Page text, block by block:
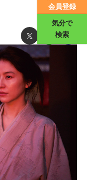
会員登録
気分で
検索